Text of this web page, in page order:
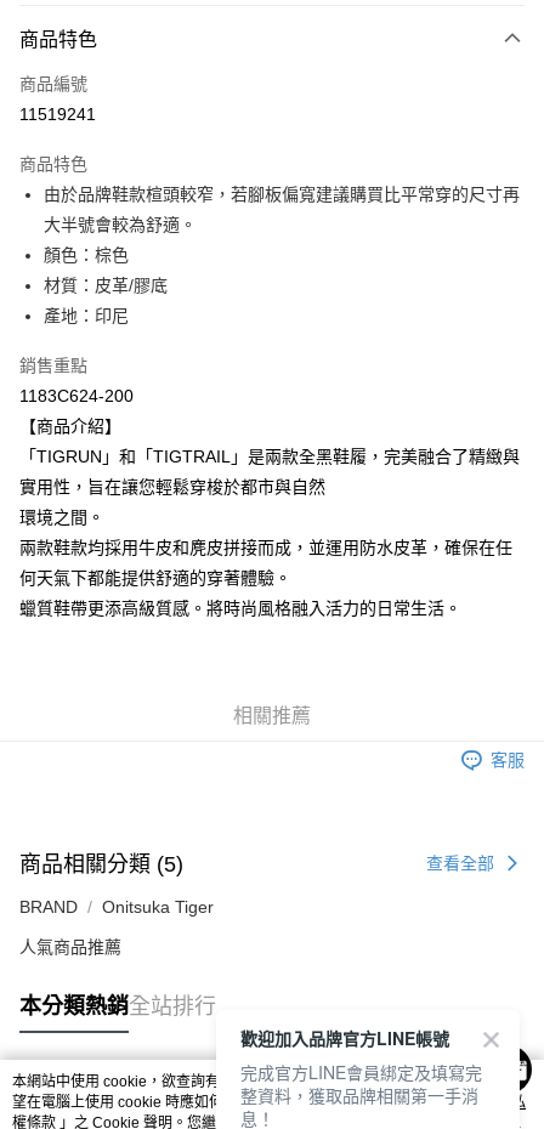
信用卡一次付款
超商取貨付款
Apple Pay
ATM付款
運送方式
每筆NT$80，滿NT$6,000(含以上)免運費
萊爾富取貨付款
每筆NT$80，滿NT$6,000(含以上)免運費
付款後萊爾富取貨
每筆NT$80，滿NT$6,000(含以上)免運費
商品特色
商品編號
11519241
商品特色
由於品牌鞋款楦頭較窄，若腳板偏寬建議購買比平常穿的尺寸再
大半號會較為舒適。
顏色：棕色
材質：皮革/膠底
產地：印尼
銷售重點
1183C624-200
【商品介紹】
「TIGRUN」和「TIGTRAIL」是兩款全黑鞋履，完美融合了精緻與
實用性，旨在讓您輕鬆穿梭於都市與自然
環境之間。
兩款鞋款均採用牛皮和麂皮拼接而成，並運用防水皮革，確保在任
何天氣下都能提供舒適的穿著體驗。
蠟質鞋帶更添高級質感。將時尚風格融入活力的日常生活。
相關推薦
客服
商品相關分類 (5) 查看全部
BRAND Onitsuka Tiger
人氣商品推薦
本分類熱銷全站排行
熱門標籤
本網站中使用 cookie，欲查詢有關本網站使用 cookie 方式之詳情，及若您不希
望在電腦上使用 cookie 時應如何變更電腦的 cookie 設定，請參閱本網站「
隱私
權條款 」之 Cookie 聲明。您繼續使用本網站即表示您同意本公司得按本網站使
歡迎加入品牌官方LINE帳號
完成官方LINE會員綁定及填寫完
整資料，獲取品牌相關第一手消
息！